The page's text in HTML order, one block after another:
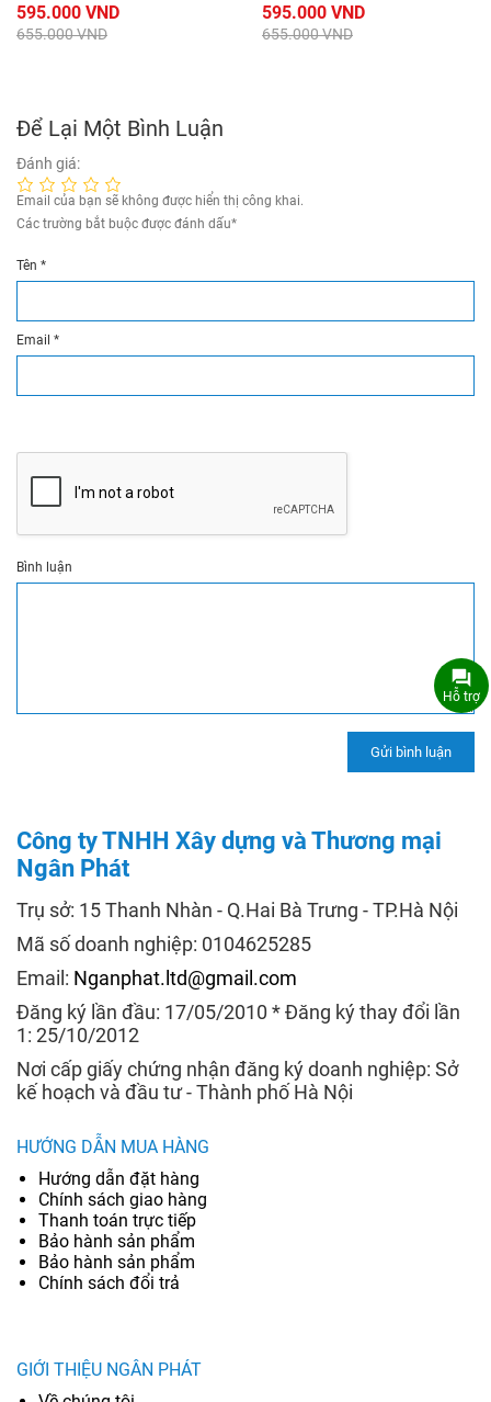
595.000 VND
655.000 VND
595.000 VND
655.000 VND
Để Lại Một Bình Luận
Đánh giá:
Email của bạn sẽ không được hiển thị công khai.
Các trường bắt buộc được đánh dấu*
Tên *
Email *
Bình luận
Công ty TNHH Xây dựng và Thương mại
Ngân Phát
Trụ sở: 15 Thanh Nhàn - Q.Hai Bà Trưng - TP.Hà Nội
Mã số doanh nghiệp: 0104625285
Email: Nganphat.ltd@gmail.com
Đăng ký lần đầu: 17/05/2010 * Đăng ký thay đổi lần
1: 25/10/2012
Nơi cấp giấy chứng nhận đăng ký doanh nghiệp: Sở
kế hoạch và đầu tư - Thành phố Hà Nội
HƯỚNG DẪN MUA HÀNG
Hướng dẫn đặt hàng
Chính sách giao hàng
Thanh toán trực tiếp
Bảo hành sản phẩm
Bảo hành sản phẩm
Chính sách đổi trả
GIỚI THIỆU NGÂN PHÁT
Hỗ trợ